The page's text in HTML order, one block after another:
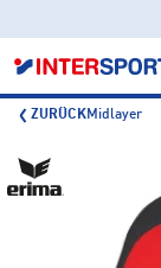
ZURÜCKMidlayer